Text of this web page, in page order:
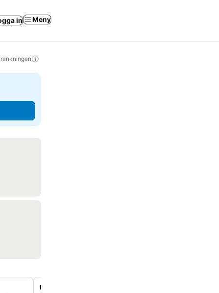
in Meny
Utmärkt centralt läge